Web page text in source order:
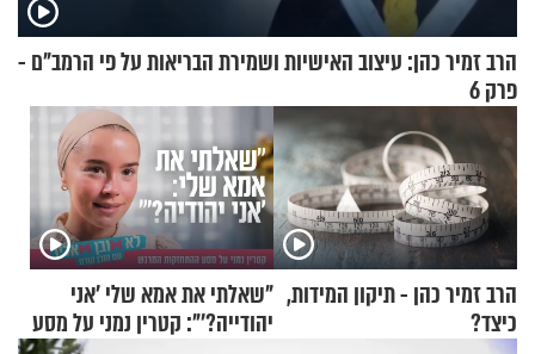
הרב זמיר כהן: עיצוב האישיות ושמירת הבריאות על פי הרמב"ם -
פרק 6
הרב זמיר כהן - תיקון המידות,
כיצד?
"שאלתי את אמא שלי 'אני
יהודייה?'": קטרין נמני על מסע